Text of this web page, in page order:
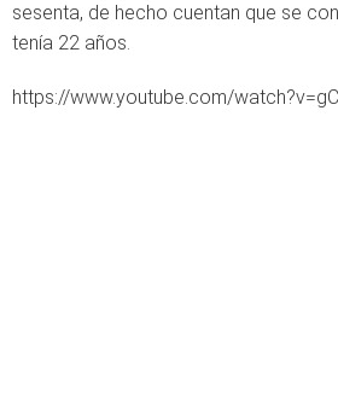
sesenta, de hecho cuentan que se
tenía 22 años.
https://www.youtube.com/